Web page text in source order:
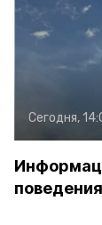
Сегодня,